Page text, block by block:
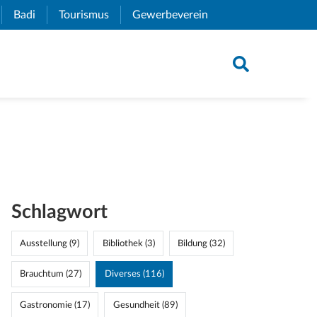
Link)
Badi (External Link)
Tourismus (External Link)
Gewerbeverein
Schlagwort
Ausstellung (9) Bibliothek (3) Bildung (32)
Brauchtum (27) Diverses (116)
Gastronomie (17) Gesundheit (89)